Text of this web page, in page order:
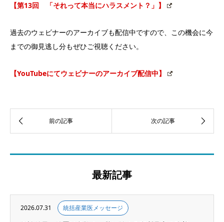
【第13回 「それって本当にハラスメント？」】
過去のウェビナーのアーカイブも配信中ですので、この機会に今
までの御見逃し分もぜひご視聴ください。
【YouTubeにてウェビナーのアーカイブ配信中】
最新記事
2026.07.31 統括産業医メッセージ